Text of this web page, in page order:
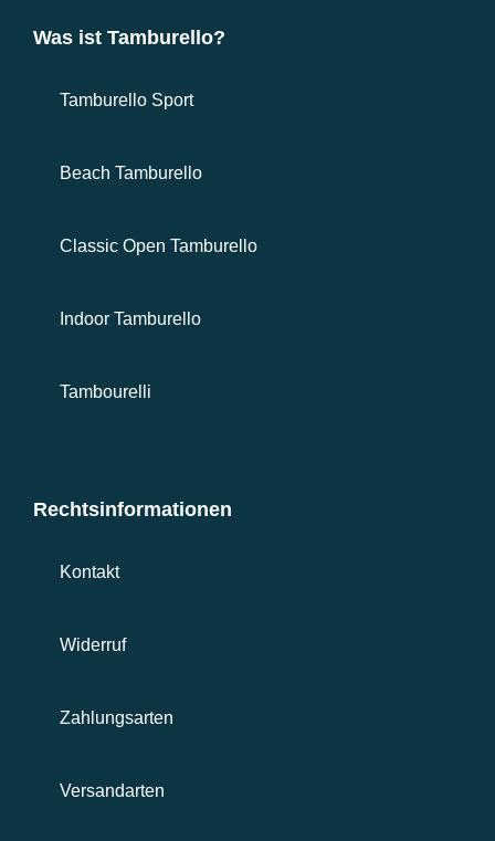
Was ist Tamburello?
Tamburello Sport
Beach Tamburello
Classic Open Tamburello
Indoor Tamburello
Tambourelli
Rechtsinformationen
Kontakt
Widerruf
Zahlungsarten
Versandarten